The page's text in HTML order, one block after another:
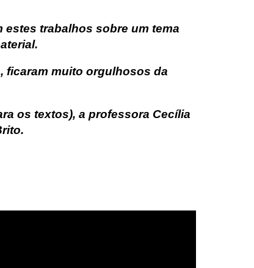
trabalhos sobre um tema
ficaram muito orgulhosos da
os textos), a professora Cecília